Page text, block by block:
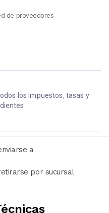
de proveedores
los impuestos, tasas y
a
por sucursal